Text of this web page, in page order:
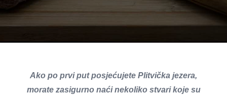
Ako po prvi put posjećujete Plitvička jezera,
morate zasigurno naći nekoliko stvari koje su